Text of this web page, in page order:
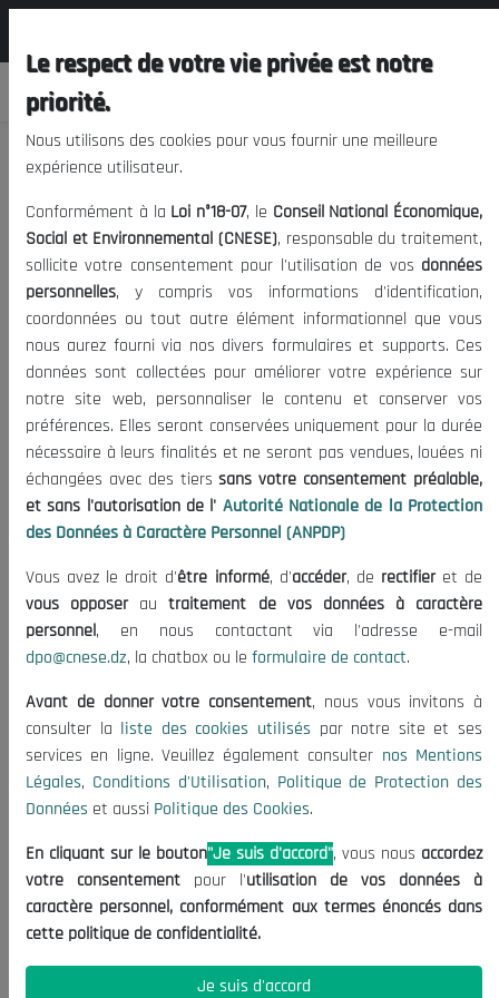
#CNESE
161 Articles
# Article
Date de
publication
1
Services Administratifs et
Techniques...
10/03/2022
2 A PROPOS DU CNESE... 10/03/2022
4
Administrations et institutions de
l'État...
10/03/2022
5
Le président du CNESE, a reçu la
24/03/2022
6 Réunion du bureau du CNESE... 15/05/2022
7
Participation du président du
CNESE, le professeur sidi...
27/06/2022
8
L’organisation patronale ivoirienne
« CGECI » en visite...
21/07/2022
Président de la Répub...
Le respect de votre vie privée est notre
priorité.
Nous utilisons des cookies pour vous fournir une meilleure
expérience utilisateur.
Conformément à la Loi n°18-07, le Conseil National Économique,
Social et Environnemental (CNESE), responsable du traitement,
sollicite votre consentement pour l'utilisation de vos données
personnelles, y compris vos informations d'identification,
coordonnées ou tout autre élément informationnel que vous
nous aurez fourni via nos divers formulaires et supports. Ces
données sont collectées pour améliorer votre expérience sur
notre site web, personnaliser le contenu et conserver vos
préférences. Elles seront conservées uniquement pour la durée
nécessaire à leurs finalités et ne seront pas vendues, louées ni
échangées avec des tierssans votre consentement préalable,
et sans l'autorisation de l' Autorité Nationale de la Protection
des Données à Caractère Personnel (ANPDP)
Vous avez le droit d'être informé, d'accéder, de rectifieret de
vous opposerautraitement de vos données à caractère
personnel, en nous contactant via l'adresse e-mail
dpo@cnese.dz, la chatbox ou le formulaire de contact.
Avant de donner votre consentement, nous vous invitons à
consulter la liste des cookies utilisés par notre site et ses
services en ligne. Veuillez également consulter nos Mentions
Légales, Conditions d'Utilisation, Politique de Protection des
Données et aussi Politique des Cookies.
En cliquant sur le bouton"Je suis d'accord", vous nous accordez
votre consentement pour l'utilisation de vos données à
caractère personnel, conformément aux termes énoncés dans
cette politique de confidentialité.
Je suis d'accord